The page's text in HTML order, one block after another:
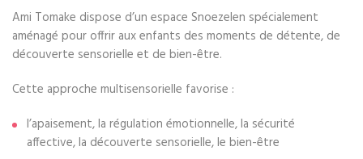
Ami Tomake dispose d’un espace Snoezelen spécialement
aménagé pour offrir aux enfants des moments de détente, de
découverte sensorielle et de bien-être.
Cette approche multisensorielle favorise :
l’apaisement, la régulation émotionnelle, la sécurité
affective, la découverte sensorielle, le bien-être